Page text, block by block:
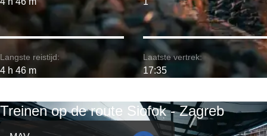
Langste reistijd:
4 h 46 m
Laatste vertrek:
17:35
Treinen op de route Siofok - Zagreb